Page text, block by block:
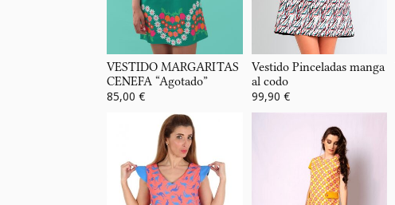
VESTIDO MARGARITAS
CENEFA “Agotado”
85,00 €
Vestido Pinceladas manga
al codo
99,90 €